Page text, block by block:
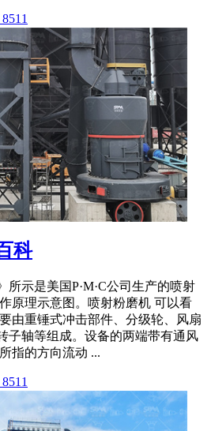
科
所示是美国P·M·C公司生产的喷射
原理示意图。喷射粉磨机 可以看
由重锤式冲击部件、分级轮、风扇
子轴等组成。设备的两端带有通风
指的方向流动 ...